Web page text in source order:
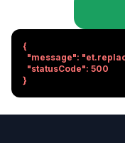
{
}